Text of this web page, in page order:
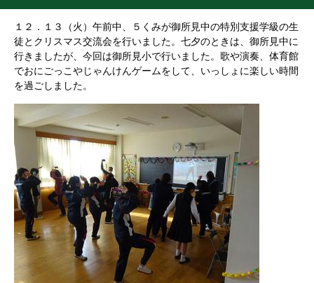
１２．１３（火）午前中、５くみが御所見中の特別支援学級の生
徒とクリスマス交流会を行いました。七夕のときは、御所見中に
行きましたが、今回は御所見小で行いました。歌や演奏、体育館
でおにごっこやじゃんけんゲームをして、いっしょに楽しい時間
を過ごしました。